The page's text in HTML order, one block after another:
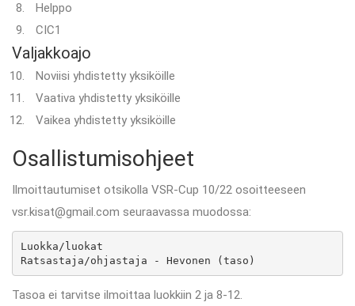
Helppo
CIC1
Valjakkoajo
Noviisi yhdistetty yksiköille
Vaativa yhdistetty yksiköille
Vaikea yhdistetty yksiköille
Osallistumisohjeet
Ilmoittautumiset otsikolla VSR-Cup 10/22 osoitteeseen
vsr.kisat@gmail.com seuraavassa muodossa:
Luokka/luokat
Ratsastaja/ohjastaja - Hevonen (taso)
Tasoa ei tarvitse ilmoittaa luokkiin 2 ja 8-12.